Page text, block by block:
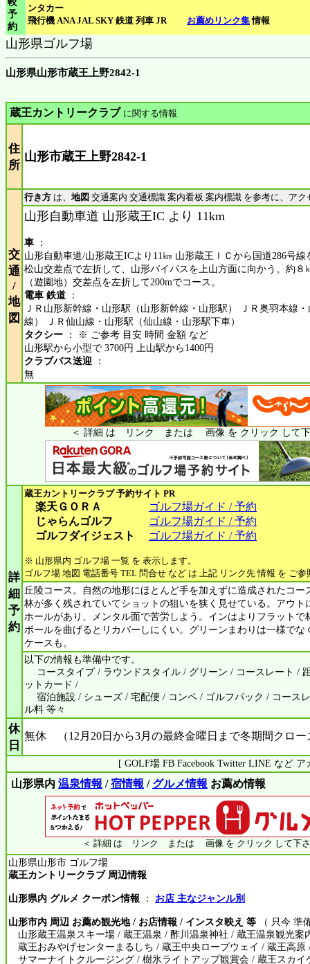
予
約
ンタカー
飛行機 ANA JAL SKY 鉄道 列車 JR お薦めリンク集情報
山形県ゴルフ場
山形県山形市蔵王上野2842-1
蔵王カントリークラブ に関する情報
住
所
山形市蔵王上野2842-1
交
通
/
地
図
行き方 は、 地図 交通案内 交通標識 案内看板 案内標識 を参考に、アク
山形自動車道 山形蔵王IC より 11km
車 ：
山形自動車道/山形蔵王ICより11㎞ 山形蔵王ＩＣから国道286号
松山交差点で左折して、山形バイパスを上山方面に向かう。約８
（遊園地）交差点を左折して200mでコース。
電車 鉄道 ：
ＪＲ山形新幹線・山形駅（山形新幹線・山形駅） ＪＲ奥羽本線
線） ＪＲ仙山線・山形駅（仙山線・山形駅下車）
タクシー ： ※ ご参考 目安 時間 金額 など
山形駅から小型で 3700円 上山駅から1400円
クラブバス送迎 ：
無
＜ 詳細 は リンク または 画像 を クリック して下
詳
細
予
約
蔵王カントリークラブ 予約サイト PR
楽天ＧＯＲＡ
ゴルフ場ガイド / 予約
じゃらんゴルフ
ゴルフ場ガイド / 予約
ゴルフダイジェスト
ゴルフ場ガイド / 予約
※ 山形県内 ゴルフ場 一覧 を 表示します。
ゴルフ場 地図 電話番号 TEL 問合せ など は 上記 リンク先 情報 を ご参
丘陵コース。自然の地形にほとんど手を加えずに造成されたコー
林が多く残されていてショットの狙いを狭く見せている。アウト
ホールがあり、メンタル面で苦労しよう。インはよりフラットで
ボールを曲げるとリカバーしにくい。グリーンまわりは一様でな
ケースも。
以下の情報も準備中です。
コースタイプ / ラウンドスタイル / グリーン / コースレート /
ットカード /
宿泊施設 / シューズ / 宅配便 / コンペ / ゴルフパック / コース
ル料 等々
休
日
無休 （12月20日から3月の最終金曜日まで冬期間クロー
[ GOLF場 FB Facebook Twitter LINE など
山形県内 温泉情報 /宿情報 / グルメ情報 お薦め情報
＜ 詳細 は リンク または 画像 を クリック して下
山形県山形市 ゴルフ場
蔵王カントリークラブ 周辺情報
山形県内 グルメ クーポン情報 ： お店 主なジャンル別
山形市内 周辺 お薦め観光地 / お店情報 / インスタ映え 等 （ 只今 準
山形蔵王温泉スキー場 / 蔵王温泉 / 酢川温泉神社 / 蔵王温泉観光案
蔵王おみやげセンターまるしち / 蔵王中央ロープウェイ / 蔵王高原
サマーナイトクルージング / 樹氷ライトアップ観賞会 / 蔵王スカイ